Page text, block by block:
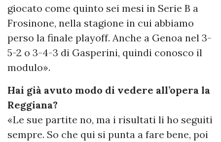
giocato come quinto sei mesi in Serie B a
Frosinone, nella stagione in cui abbiamo
perso la finale playoff. Anche a Genoa nel 3-
5-2 o 3-4-3 di Gasperini, quindi conosco il
modulo».
Hai già avuto modo di vedere all’opera la
Reggiana?
«Le sue partite no, ma i risultati li ho seguiti
sempre. So che qui si punta a fare bene, poi